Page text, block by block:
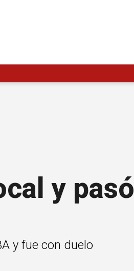
y pasó
y fue con duelo